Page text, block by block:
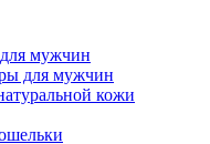
мужчин
для мужчин
кожи